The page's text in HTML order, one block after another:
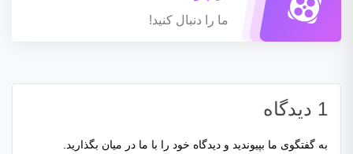
ما را دنبال کنید!
1 دیدگاه
به گفتگوی ما بپیوندید و دیدگاه خود را با ما در میان بگذارید.